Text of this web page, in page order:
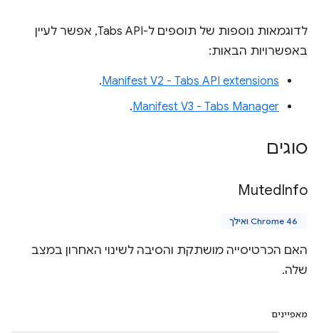
לדוגמאות נוספות של תוספים ל-Tabs API, אפשר לעיין
באפשרויות הבאות:
Manifest V2 - Tabs API extensions
.
Manifest V3 - Tabs Manager
.
סוגים
MutedInfo
Chrome 46 ואילך
האם הכרטיסייה מושתקת והסיבה לשינוי האחרון במצב
שלה.
מאפיינים